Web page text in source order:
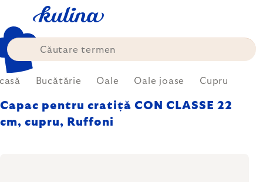
conținut
Bucătărie Oale Oale joase Cupru
Capac pentru cratiță CON CLASSE 22
cm, cupru, Ruffoni